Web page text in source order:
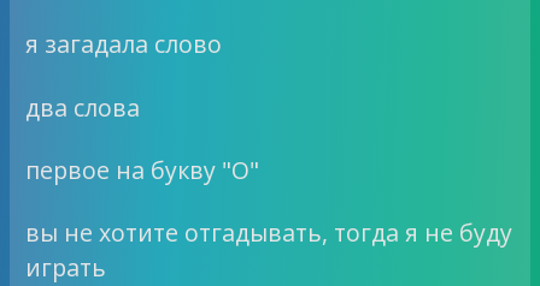
я загадала слово
два слова
первое на букву "О"
вы не хотите отгадывать, тогда я не буду
играть